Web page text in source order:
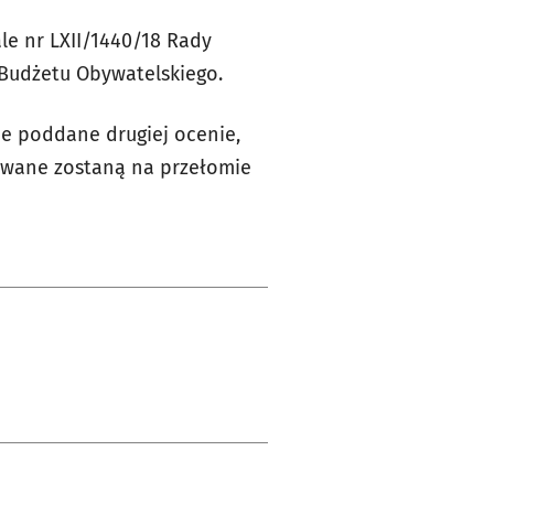
nr LXII/1440/18 Rady
Obywatelskiego.
poddane drugiej ocenie,
zostaną na przełomie